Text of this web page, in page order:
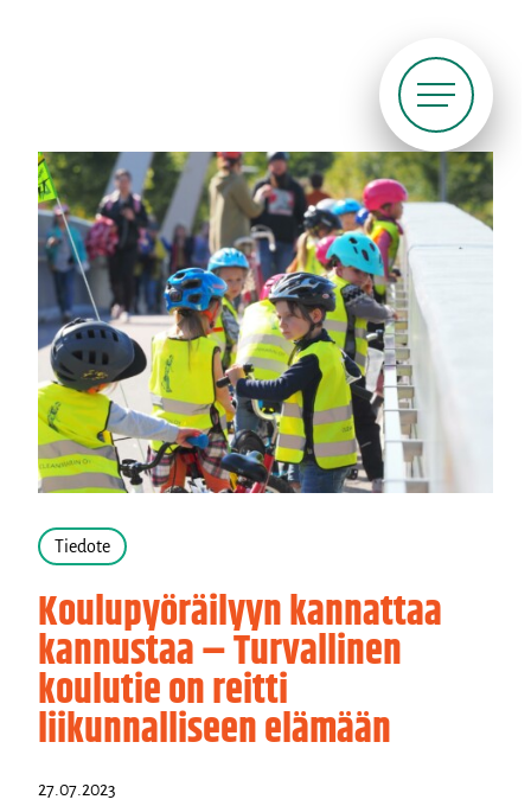
Tiedote
Koulupyöräilyyn kannattaa
kannustaa – Turvallinen
koulutie on reitti
liikunnalliseen elämään
27.07.2023